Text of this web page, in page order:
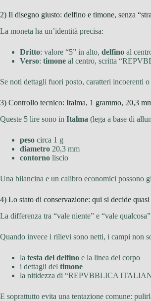
2) Il disegno giusto: delfino e timone, senza
La moneta ha un’identità precisa:
Dritto: valore “5” in alto, delfino al
Verso: timone al centro, scritta
Se noti dettagli fuori posto, caratteri incoerenti
3) Controllo tecnico: Italma, 1 grammo, 20,3
Queste 5 lire sono in Italma (lega a base di
peso circa 1 g
diametro 20,3 mm
contorno liscio
Una bilancina e un calibro economici possono
4) Lo stato di conservazione: qui si decide
La differenza tra “vale niente” e “vale
Quando invece i rilievi sono netti, i campi non
la testa del delfino e la linea del corpo
i dettagli del timone
la nitidezza di “REPVBBLICA
E soprattutto evita una tentazione comune: